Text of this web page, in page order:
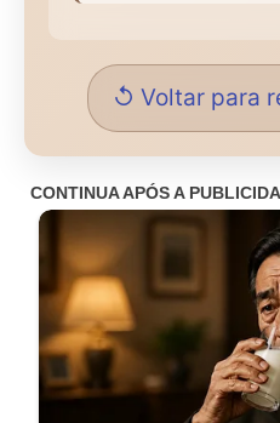
↺ Voltar para